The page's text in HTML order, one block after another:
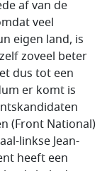
af van de
veel
eigen land, is
zoveel beter
dus tot een
er komt is
(Front National)
linkse Jean-
heeft een